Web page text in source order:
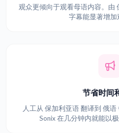
观众更倾向于观看母语内容。由
字幕能显著增加
节省时间
人工从 保加利亚语 翻译到 俄语
Sonix 在几分钟内就能以